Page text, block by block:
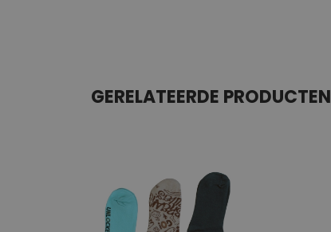
GERELATEERDE PRODUCTEN